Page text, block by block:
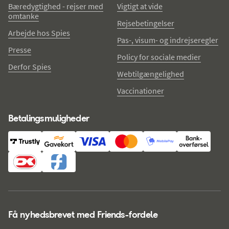
Bæredygtighed - rejser med
omtanke
Arbejde hos Spies
Presse
Derfor Spies
Vigtigt at vide
Rejsebetingelser
Pas-, visum- og indrejseregler
Policy for sociale medier
Webtilgængelighed
Vaccinationer
Betalingsmuligheder
Få nyhedsbrevet med Friends-fordele